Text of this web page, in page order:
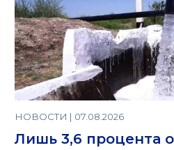
НОВОСТИ | 07.08.2026
Лишь 3,6 процента